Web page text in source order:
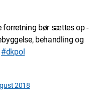
forretning bør sættes op -
behandling og
#dkpol
2018